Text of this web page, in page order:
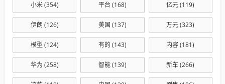
小米(354) 平台 (168) 亿元(119)
伊朗 (126) 美国 (137) 万元(323)
模型(124) 有的 (143) 内容(181)
华为 (258) 智能(139) 新车(266)